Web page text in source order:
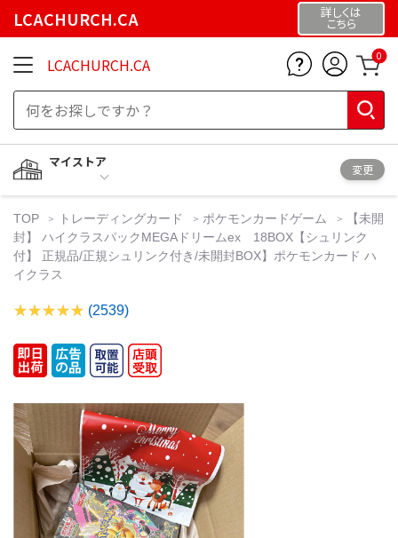
LCACHURCH.CA 詳しくは
こちら
LCACHURCH.CA 0
マイストア
変更
TOP トレーディングカード ポケモンカードゲーム
【未開
封】 ハイクラスパックMEGAドリームex 18BOX【シュリンク
付】 正規品/正規シュリンク付き/未開封BOX】ポケモンカード ハ
イクラス
(2539)